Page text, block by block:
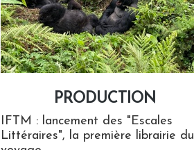
PRODUCTION
IFTM : lancement des "Escales
Littéraires", la première librairie du